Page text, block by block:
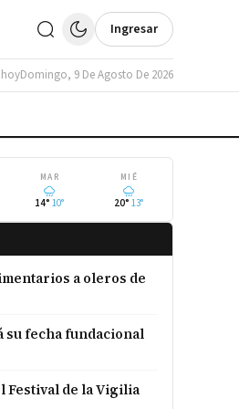
Ingresar
actualiza su Código de Faltas tras 30
Domingo, 9 De Agosto De 2026
MAR
14° 10°
MIÉ
20° 13°
a oleros de
su fecha fundacional
Festival de la Vigilia